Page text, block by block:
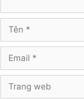
Tên
Email
Trang